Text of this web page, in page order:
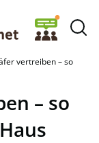
vertreiben – so
– so